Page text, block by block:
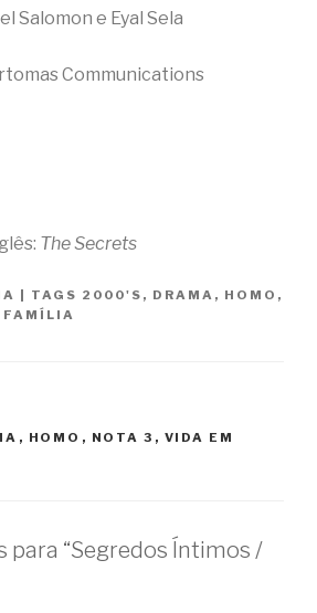
Salomon e Eyal Sela
Communications
The Secrets
TAGS 2000'S , DRAMA , HOMO ,
FAMÍLIA
, HOMO , NOTA 3 , VIDA EM
para “Segredos Íntimos /